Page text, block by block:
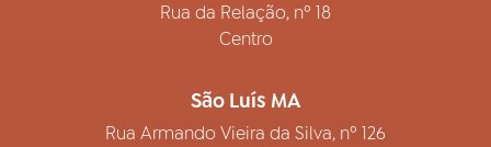
Rua da Relação, nº 18
Centro
São Luís MA
Rua Armando Vieira da Silva, nº 126